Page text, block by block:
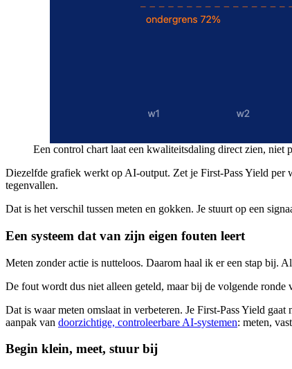
Een control chart laat een kwaliteitsdaling direct zien, niet
Diezelfde grafiek werkt op AI-output. Zet je First-Pass Yield per
tegenvallen.
Dat is het verschil tussen meten en gokken. Je stuurt op een
Een systeem dat van zijn eigen fouten leert
Meten zonder actie is nutteloos. Daarom haal ik er een stap bij.
De fout wordt dus niet alleen geteld, maar bij de volgende
Dat is waar meten omslaat in verbeteren. Je First-Pass Yield
aanpak van doorzichtige, controleerbare AI-systemen: meten,
Begin klein, meet, stuur bij